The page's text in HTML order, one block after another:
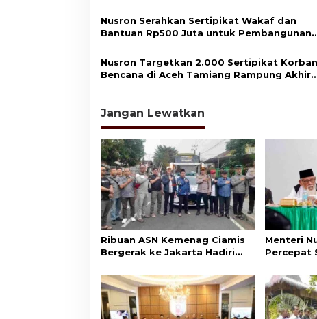
o
s
Nusron Serahkan Sertipikat Wakaf dan
Bantuan Rp500 Juta untuk Pembangunan
Nusron Targetkan 2.000 Sertipikat Korban
Bencana di Aceh Tamiang Rampung Akhir
Jangan Lewatkan
Ribuan ASN Kemenag Ciamis
Bergerak ke Jakarta Hadiri
Menteri
Percepat
Aset